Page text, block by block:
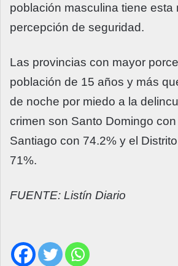
población masculina tiene esta
percepción de seguridad.
Las provincias con mayor
población de 15 años y más
de noche por miedo a la
crimen son Santo Domingo
Santiago con 74.2% y el
71%.
FUENTE: Listín Diario